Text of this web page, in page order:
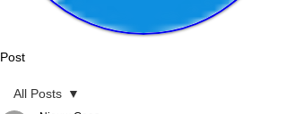
Post
All Posts